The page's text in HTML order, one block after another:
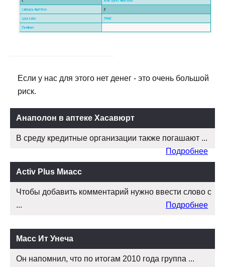
Если у нас для этого нет денег - это очень большой
риск.
Анаполон в аптеке Хасавюрт
В среду кредитные организации также погашают ...
Подробнее
Activ Plus Миасс
Чтобы добавить комментарий нужно ввести слово с
...
Подробнее
Масс Ит Унеча
Он напомнил, что по итогам 2010 года группа ...